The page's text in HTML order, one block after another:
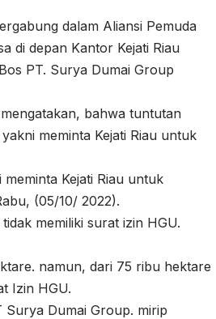
dalam Aliansi Pemuda
di depan Kantor Kejati Riau
PT. Surya Dumai Group
bahwa tuntutan
meminta Kejati Riau untuk
Kejati Riau untuk
(05/10/ 2022).
memiliki surat izin HGU.
namun, dari 75 ribu hektare
Izin HGU.
Surya Dumai Group. mirip